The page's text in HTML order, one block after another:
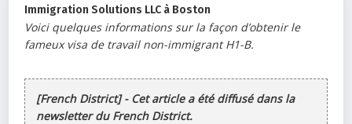
Immigration Solutions LLC à Boston
Voici quelques informations sur la façon d’obtenir le
fameux visa de travail non-immigrant H1-B.
[French District] - Cet article a été diffusé dans la
newsletter du French District.